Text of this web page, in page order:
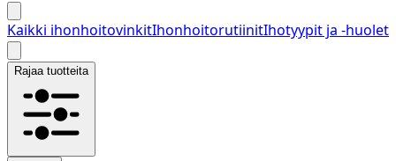
Kaikki ihonhoitovinkitIhonhoitorutiinitIhotyypit ja -huolet
Rajaa tuotteita